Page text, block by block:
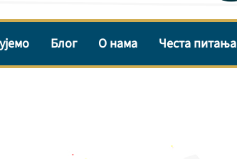
Блог О нама Честа питања